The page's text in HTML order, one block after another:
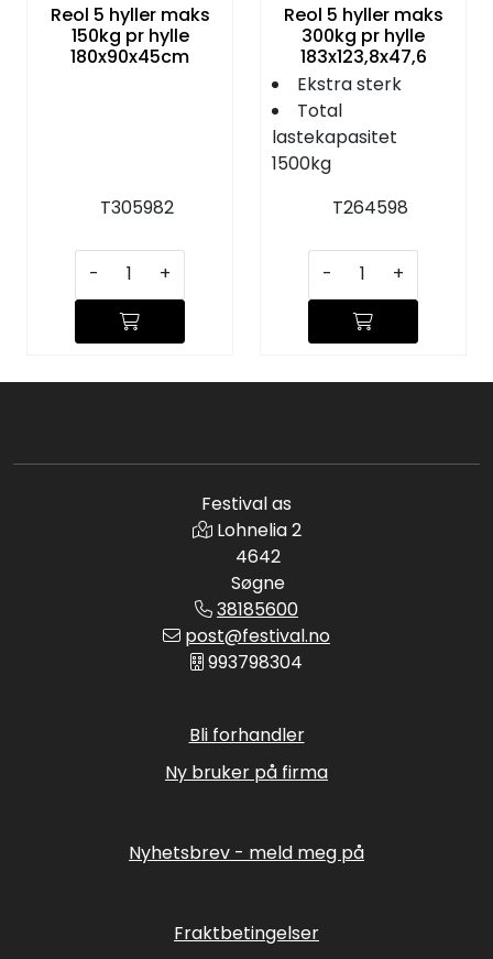
Reol 5 hyller maks
150kg pr hylle
180x90x45cm
T305982
- +
Reol 5 hyller maks
300kg pr hylle
183x123,8x47,6
Ekstra sterk
Total
lastekapasitet
1500kg
T264598
- +
Festival as
Lohnelia 2
4642
Søgne
38185600
post@festival.no
993798304
Bli forhandler
Ny bruker på firma
Nyhetsbrev - meld meg på
Fraktbetingelser